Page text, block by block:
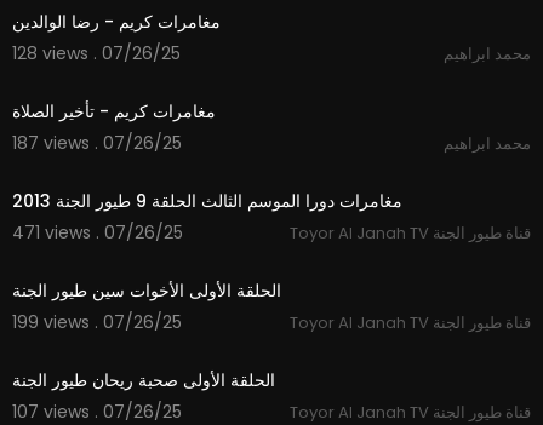
مغامرات كريم - رضا الوالدين
128 views . 07/26/25
محمد ابراهيم
مغامرات كريم - تأخير الصلاة
187 views . 07/26/25
محمد ابراهيم
مغامرات دورا الموسم الثالث الحلقة 9 طيور الجنة 2013
471 views . 07/26/25
Toyor Al Janah TV قناة طيور الجنة
الحلقة الأولى الأخوات سين طيور الجنة
199 views . 07/26/25
Toyor Al Janah TV قناة طيور الجنة
الحلقة الأولى صحبة ريحان طيور الجنة
107 views . 07/26/25
Toyor Al Janah TV قناة طيور الجنة